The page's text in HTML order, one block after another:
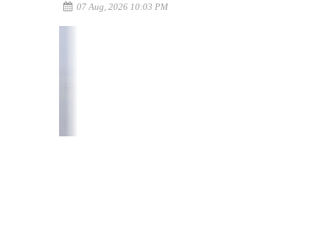
07 Aug, 2026 10:03 PM